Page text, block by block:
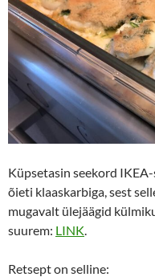
Küpsetasin seekord
õieti klaaskarbiga, sest
mugavalt ülejäägid
suurem: LINK.
Retsept on selline: